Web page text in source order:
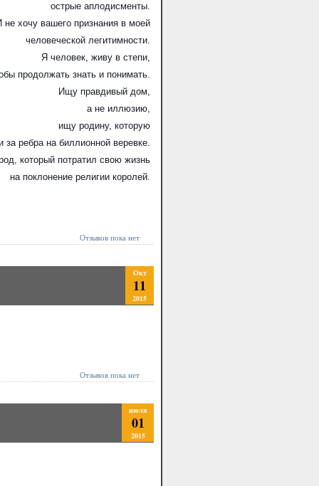
острые аплодисменты.
хочу вашего признания в моей
человеческой легитимности.
Я человек, живу в степи,
продолжать знать и понимать.
Ищу правдивый дом,
а не иллюзию,
ищу родину, которую
за ребра на биллионной веревке.
который потратил свою жизнь
на поклонение религии королей.
Отзывов пока нет
Окт
11
2015
Отзывов пока нет
июля
01
2015